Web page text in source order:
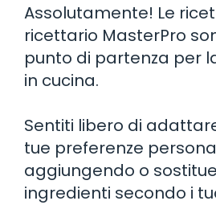
Assolutamente! Le
ricettario MasterPro
punto di partenza per
in cucina.
Sentiti libero di
tue preferenze
aggiungendo o
ingredienti secondo i